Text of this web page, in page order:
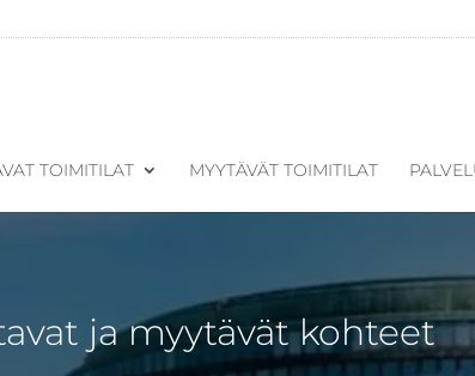
TOIMITILAT MYYTÄVÄT TOIMITILAT
ja myytävät kohteet